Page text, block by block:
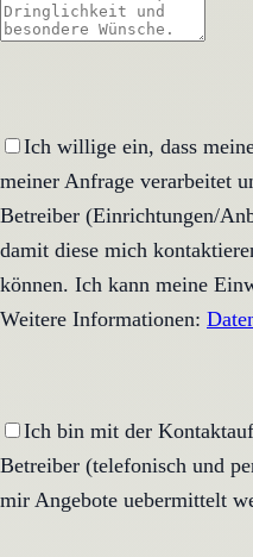
Ich willige ein, dass
meiner Anfrage verarbeitet
Betreiber (Einrichtungen/
damit diese mich
können. Ich kann meine
Weitere Informationen:
Ich bin mit der
Betreiber (telefonisch und
mir Angebote uebermittelt